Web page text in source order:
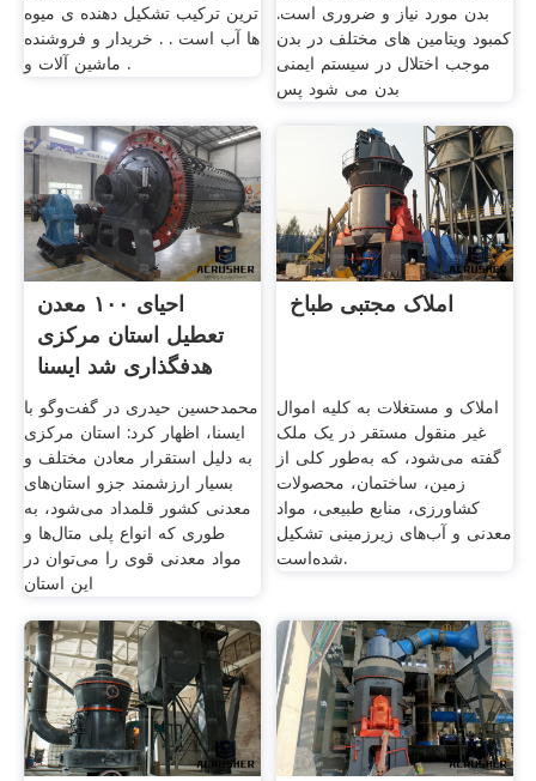
ترین ترکیب تشکیل دهنده ی میوه
ها آب است . . خریدار و فروشنده
ماشین آلات و .
بدن مورد نیاز و ضروری است.
کمبود ویتامین های مختلف در بدن
موجب اختلال در سیستم ایمنی
بدن می شود پس
احیای ۱۰۰ معدن
تعطیل استان مرکزی
هدفگذاری شد ایسنا
محمدحسین حیدری در گفت‌وگو با
ایسنا، اظهار کرد: استان مرکزی
به دلیل استقرار معادن مختلف و
بسیار ارزشمند جزو استان‌های
معدنی کشور قلمداد می‌شود، به
طوری که انواع پلی متال‌ها و
مواد معدنی قوی را می‌توان در
این استان
املاک مجتبی طباخ
املاک و مستغلات به کلیه اموال
غیر منقول مستقر در یک ملک
گفته می‌شود، که به‌طور کلی از
زمین، ساختمان، محصولات
کشاورزی، منابع طبیعی، مواد
معدنی و آب‌های زیرزمینی تشکیل
شده‌است.